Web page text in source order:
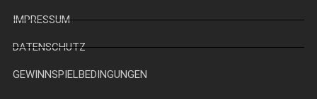
IMPRESSUM
DATENSCHUTZ
GEWINNSPIELBEDINGUNGEN